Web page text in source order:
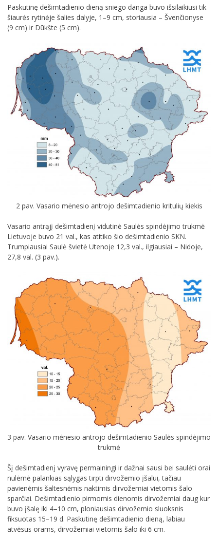
Paskutinę dešimtadienio dieną sniego danga buvo išsilaikiusi tik
šiaurės rytinėje šalies dalyje, 1–9 cm, storiausia – Švenčionyse
(9 cm) ir Dūkšte (5 cm).
2 pav. Vasario mėnesio antrojo dešimtadienio kritulių kiekis
Vasario antrąjį dešimtadienį vidutinė Saulės spindėjimo trukmė
Lietuvoje buvo 21 val., kas atitiko šio dešimtadienio SKN.
Trumpiausiai Saulė švietė Utenoje 12,3 val., ilgiausiai – Nidoje,
27,8 val. (3 pav.).
3 pav. Vasario mėnesio antrojo dešimtadienio Saulės spindėjimo
trukmė
Šį dešimtadienį vyravę permainingi ir dažnai sausi bei saulėti orai
nulėmė palankias sąlygas tirpti dirvožemio įšalui, tačiau
pavienėmis šaltesnėmis naktimis dirvožemiai vietomis šalo
sparčiai. Dešimtadienio pirmomis dienomis dirvožemiai daug kur
buvo įšalę iki 4–10 cm, ploniausias dirvožemio sluoksnis
fiksuotas 15–19 d. Paskutinę dešimtadienio dieną, labiau
atvėsus orams, dirvožemiai vietomis šalo iki 6 cm.